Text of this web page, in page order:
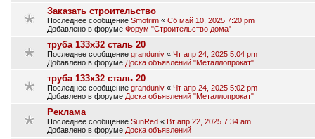
Заказать строительство
Последнее сообщение Smotrim « Сб май 10, 2025 7:20 pm
Добавлено в форуме Форум "Строительство дома"
труба 133х32 сталь 20
Последнее сообщение granduniv « Чт апр 24, 2025 5:04 pm
Добавлено в форуме Доска объявлений "Металлопрокат"
труба 133х32 сталь 20
Последнее сообщение granduniv « Чт апр 24, 2025 5:02 pm
Добавлено в форуме Доска объявлений "Металлопрокат"
Реклама
Последнее сообщение SunRed « Вт апр 22, 2025 7:34 am
Добавлено в форуме Доска объявлений